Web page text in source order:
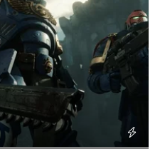
UTAZÁS
DESIGN
ARCOK
TÖRTÉNETEK